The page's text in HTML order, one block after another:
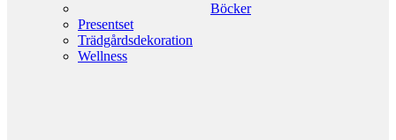
Böcker
Presentset
Trädgårdsdekoration
Wellness